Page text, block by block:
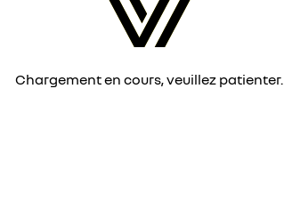
Chargement en cours, veuillez patienter.